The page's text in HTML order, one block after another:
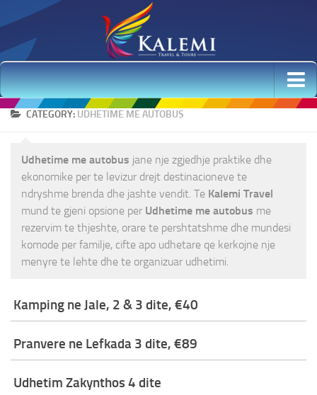
Udhetime me Avion
Udhetime me autobus
Krishtlindjet dhe Viti i Ri 2026 & 1, 2 Janar – Oferta
Udhetime per Ski
Udhetime me Guide
Udhetime ne Shqiperi
Udhetime 3 ditore
CATEGORY: UDHETIME ME AUTOBUS
Udhetime me autobus jane nje zgjedhje praktike dhe
ekonomike per te levizur drejt destinacioneve te
ndryshme brenda dhe jashte vendit. Te Kalemi Travel
mund te gjeni opsione per Udhetime me autobus me
rezervim te thjeshte, orare te pershtatshme dhe mundesi
komode per familje, cifte apo udhetare qe kerkojne nje
menyre te lehte dhe te organizuar udhetimi.
Kamping ne Jale, 2 & 3 dite, €40
Pranvere ne Lefkada 3 dite, €89
Udhetim Zakynthos 4 dite